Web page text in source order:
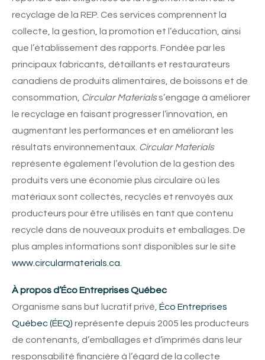
recyclage de la REP. Ces services comprennent la
collecte, la gestion, la promotion et l’éducation, ainsi
que l’établissement des rapports. Fondée par les
principaux fabricants, détaillants et restaurateurs
canadiens de produits alimentaires, de boissons et de
consommation, Circular Materialss’engage à améliorer
le recyclage en faisant progresser l’innovation, en
augmentant les performances et en améliorant les
résultats environnementaux. Circular Materials
représente également l’évolution de la gestion des
produits vers une économie plus circulaire où les
matériaux sont collectés, recyclés et renvoyés aux
producteurs pour être utilisés en tant que contenu
recyclé dans de nouveaux produits et emballages. De
plus amples informations sont disponibles sur le site
www.circularmaterials.ca.
À propos d’Éco Entreprises Québec
Organisme sans but lucratif privé, Éco Entreprises
Québec (ÉEQ) représente depuis 2005 les producteurs
de contenants, d’emballages et d’imprimés dans leur
responsabilité financière à l’égard de la collecte